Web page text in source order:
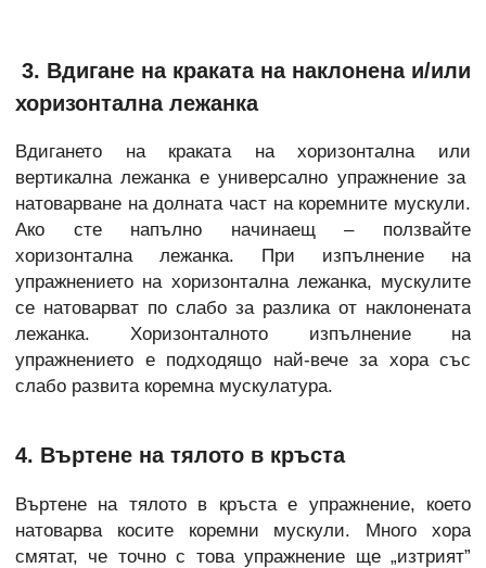
3. Вдигане на краката на наклонена и/или
хоризонтална лежанка
Вдигането на краката на хоризонтална или
вертикална лежанка е универсално упражнение за
натоварване на долната част на коремните мускули.
Ако сте напълно начинаещ – ползвайте
хоризонтална лежанка. При изпълнение на
упражнението на хоризонтална лежанка, мускулите
се натоварват по слабо за разлика от наклонената
лежанка. Хоризонталното изпълнение на
упражнението е подходящо най-вече за хора със
слабо развита коремна мускулатура.
4. Въртене на тялото в кръста
Въртене на тялото в кръста е упражнение, което
натоварва косите коремни мускули. Много хора
смятат, че точно с това упражнение ще „изтрият”